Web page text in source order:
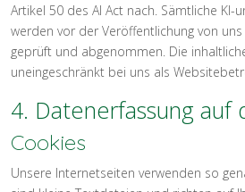
Artikel 50 des AI Act nach. Sämtliche KI-
werden vor der Veröffentlichung von
geprüft und abgenommen. Die
uneingeschränkt bei uns als
4. Datenerfassung auf
Cookies
Unsere Internetseiten verwenden so